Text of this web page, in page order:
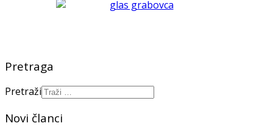
Pretraga
Pretraži
Novi članci